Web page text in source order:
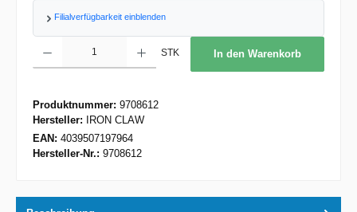
Filialverfügbarkeit einblenden
STK In den Warenkorb
Produktnummer: 9708612
Hersteller:
IRON CLAW
EAN: 4039507197964
Hersteller-Nr.: 9708612